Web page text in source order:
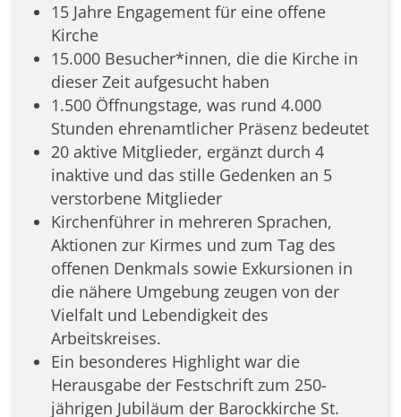
15 Jahre Engagement für eine offene
Kirche
15.000 Besucher*innen, die die Kirche in
dieser Zeit aufgesucht haben
1.500 Öffnungstage, was rund 4.000
Stunden ehrenamtlicher Präsenz bedeutet
20 aktive Mitglieder, ergänzt durch 4
inaktive und das stille Gedenken an 5
verstorbene Mitglieder
Kirchenführer in mehreren Sprachen,
Aktionen zur Kirmes und zum Tag des
offenen Denkmals sowie Exkursionen in
die nähere Umgebung zeugen von der
Vielfalt und Lebendigkeit des
Arbeitskreises.
Ein besonderes Highlight war die
Herausgabe der Festschrift zum 250-
jährigen Jubiläum der Barockkirche St.